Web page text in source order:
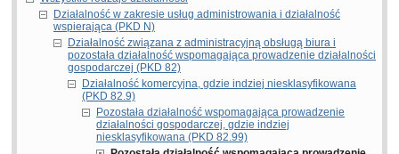
Działalność w zakresie usług administrowania i działalność
wspierająca (PKD N)
Działalność związana z administracyjną obsługą biura i
pozostała działalność wspomagająca prowadzenie działalności
gospodarczej (PKD 82)
Działalność komercyjna, gdzie indziej niesklasyfikowana
(PKD 82.9)
Pozostała działalność wspomagająca prowadzenie
działalności gospodarczej, gdzie indziej
niesklasyfikowana (PKD 82.99)